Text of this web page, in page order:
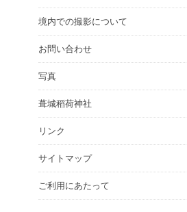
境内での撮影について
お問い合わせ
写真
葺城稻荷神社
リンク
サイトマップ
ご利用にあたって